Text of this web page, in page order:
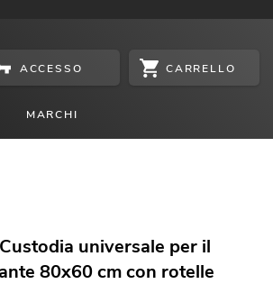
ACCESSO CARRELLO
MARCHI
universale per il
80x60 cm con rotelle